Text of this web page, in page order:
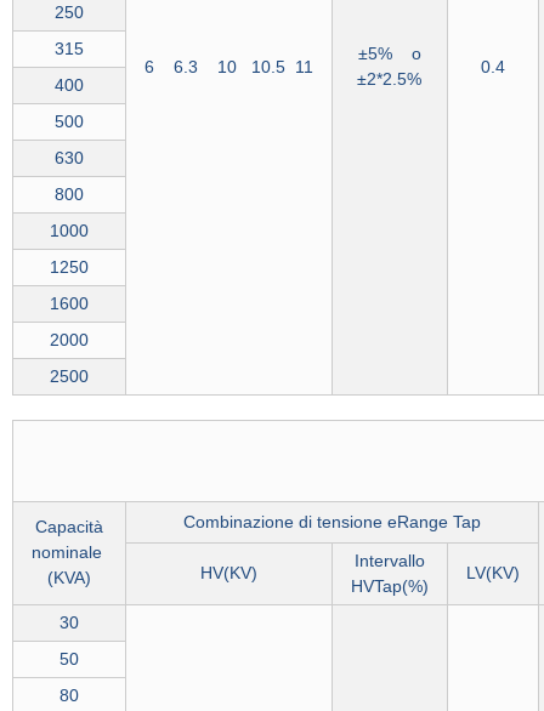
6 6.3 10 10.5 11
±5% o
±2*2.5%
0.4
250
315
400
500
630
800
1000
1250
1600
2000
2500
Capacità
nominale
(KVA)
Combinazione di tensione eRange Tap
HV(KV)
Intervallo
HVTap(%)
LV(KV)
30
50
80